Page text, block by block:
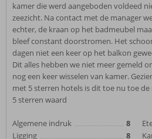
kamer die werd aangeboden voldeed
zeezicht. Na contact met de manager
echter, de kraan op het badmeubel
bleef constant doorstromen. Het
dagen niet een keer op het balkon
Dit alles hebben we niet meer gemeld
nog een keer wisselen van kamer.
met 5 sterren hotels is dit toe nu toe
5 sterren waard
Algemene indruk
8
Ligging
8